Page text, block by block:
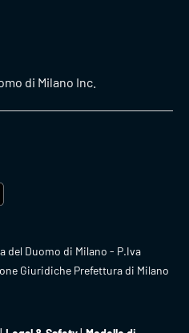
di Milano Inc.
del Duomo di Milano - P.Iva
Giuridiche Prefettura di Milano